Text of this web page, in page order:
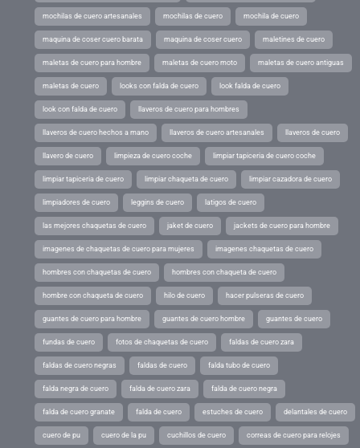
mochilas de cuero artesanales mochilas de cuero mochila de cuero
maquina de coser cuero barata maquina de coser cuero maletines de cuero
maletas de cuero para hombre maletas de cuero moto maletas de cuero antiguas
maletas de cuero looks con falda de cuero look falda de cuero
look con falda de cuero llaveros de cuero para hombres
llaveros de cuero hechos a mano llaveros de cuero artesanales llaveros de cuero
llavero de cuero limpieza de cuero coche limpiar tapiceria de cuero coche
limpiar tapiceria de cuero limpiar chaqueta de cuero limpiar cazadora de cuero
limpiadores de cuero leggins de cuero latigos de cuero
las mejores chaquetas de cuero jaket de cuero jackets de cuero para hombre
imagenes de chaquetas de cuero para mujeres imagenes chaquetas de cuero
hombres con chaquetas de cuero hombres con chaqueta de cuero
hombre con chaqueta de cuero hilo de cuero hacer pulseras de cuero
guantes de cuero para hombre guantes de cuero hombre guantes de cuero
fundas de cuero fotos de chaquetas de cuero faldas de cuero zara
faldas de cuero negras faldas de cuero falda tubo de cuero
falda negra de cuero falda de cuero zara falda de cuero negra
falda de cuero granate falda de cuero estuches de cuero delantales de cuero
cuero de pu cuero de la pu cuchillos de cuero correas de cuero para relojes